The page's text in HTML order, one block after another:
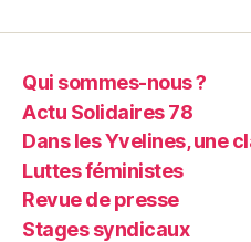
Qui sommes-nous ?
Actu Solidaires 78
Dans les Yvelines, une
Luttes féministes
Revue de presse
Stages syndicaux